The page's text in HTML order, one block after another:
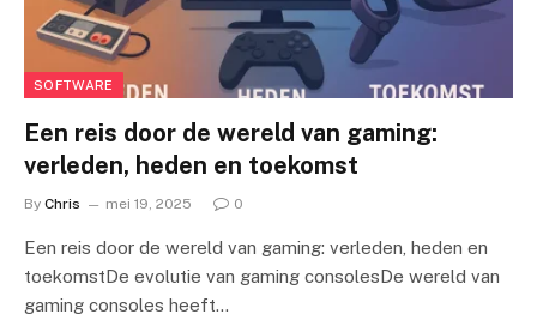
SOFTWARE
Een reis door de wereld van gaming:
verleden, heden en toekomst
By Chris mei 19, 2025 0
Een reis door de wereld van gaming: verleden, heden en
toekomstDe evolutie van gaming consolesDe wereld van
gaming consoles heeft…